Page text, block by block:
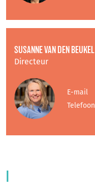
SUSANNE VAN DEN BEUKEL
Directeur
E-mail
Telefoon